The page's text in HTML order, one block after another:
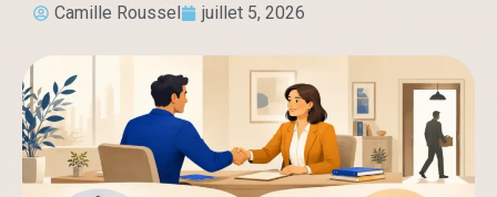
Camille Roussel juillet 5, 2026